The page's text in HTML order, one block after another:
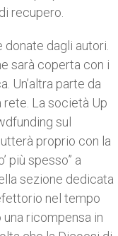
recupero.
donate dagli autori.
sarà coperta con i
Un’altra parte da
La società Up
sul
proprio con la
più spesso” a
sezione dedicata
nel tempo
ricompensa in